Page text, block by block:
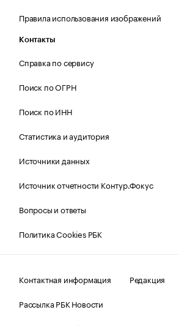
Правила использования изображений
Контакты
Справка по сервису
Поиск по ОГРН
Поиск по ИНН
Статистика и аудитория
Источники данных
Источник отчетности Контур.Фокус
Вопросы и ответы
Политика Cookies РБК
Контактная информация
Редакция
Рассылка РБК Новости